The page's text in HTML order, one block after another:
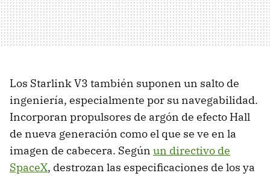
Los Starlink V3 también suponen un salto de
ingeniería, especialmente por su navegabilidad.
Incorporan propulsores de argón de efecto Hall
de nueva generación como el que se ve en la
imagen de cabecera. Según un directivo de
SpaceX, destrozan las especificaciones de los ya